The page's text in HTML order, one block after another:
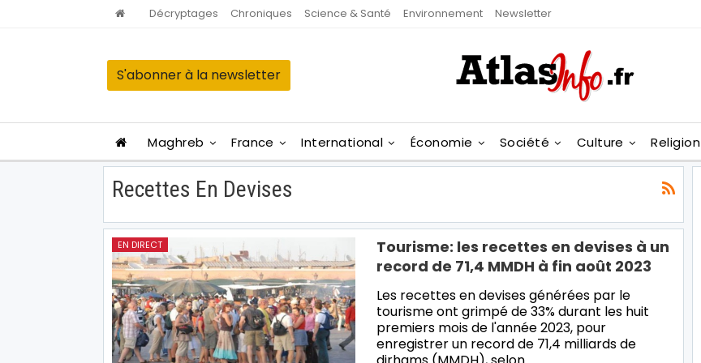
Décryptages Chroniques Science & Santé Environnement Newsletter
S'abonner à la newsletter
Maghreb France International Économie Société Culture Religion
Recettes En Devises
EN DIRECT
Tourisme: les recettes en devises à un
record de 71,4 MMDH à fin août 2023
Les recettes en devises générées par le
tourisme ont grimpé de 33% durant les huit
premiers mois de l'année 2023, pour
enregistrer un record de 71,4 milliards de